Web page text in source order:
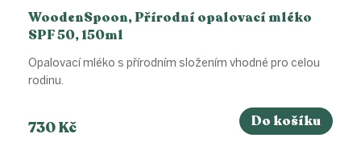
WoodenSpoon, Přírodní opalovací mléko
SPF 50, 150ml
730 Kč Do košíku
Opalovací mléko s přírodním složením vhodné pro celou
rodinu.